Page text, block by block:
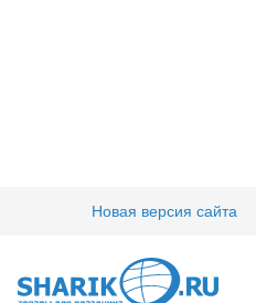
Новая версия сайта
Товары для праздника/
В поисках Дори 24см6шт/Р